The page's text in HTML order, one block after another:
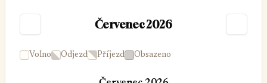
Červenec 2026
Volno Odjezd Příjezd Obsazeno